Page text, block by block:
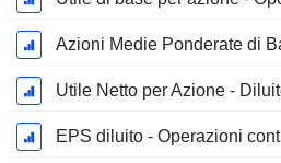
Azioni Medie Ponderate di
Utile Netto per Azione -
EPS diluito - Operazioni